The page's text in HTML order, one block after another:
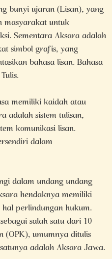
bunyi ujaran (Lisan), yang
untuk
Sementara Aksara adalah
simbol grafis, yang
bahasa lisan. Bahasa
memiliki kaidah atau
adalah sistem tulisan,
komunikasi lisan.
dalam
dalam undang undang
hendaknya memiliki
perlindungan hukum.
salah satu dari 10
(OPK), umumnya ditulis
adalah Aksara Jawa.